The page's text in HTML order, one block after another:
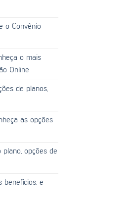
o Convênio
o mais
Online
de planos,
as opções
opções de
benefícios, e